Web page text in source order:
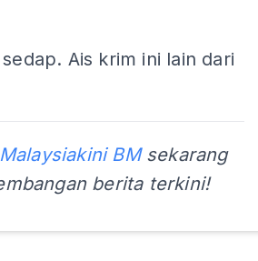
Ais krim ini lain dari
BMsekarang
berita terkini!